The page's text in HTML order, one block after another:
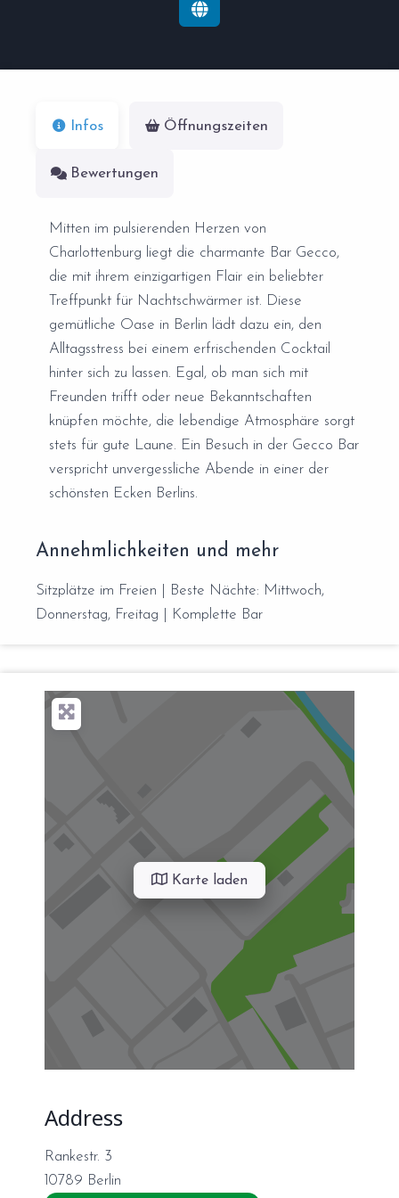
Infos Öffnungszeiten
Bewertungen
Mitten im pulsierenden Herzen von
Charlottenburg liegt die charmante Bar Gecco,
die mit ihrem einzigartigen Flair ein beliebter
Treffpunkt für Nachtschwärmer ist. Diese
gemütliche Oase in Berlin lädt dazu ein, den
Alltagsstress bei einem erfrischenden Cocktail
hinter sich zu lassen. Egal, ob man sich mit
Freunden trifft oder neue Bekanntschaften
knüpfen möchte, die lebendige Atmosphäre sorgt
stets für gute Laune. Ein Besuch in der Gecco Bar
verspricht unvergessliche Abende in einer der
schönsten Ecken Berlins.
Annehmlichkeiten und mehr
Sitzplätze im Freien | Beste Nächte: Mittwoch,
Donnerstag, Freitag | Komplette Bar
Karte laden
Address
Rankestr. 3
10789 Berlin